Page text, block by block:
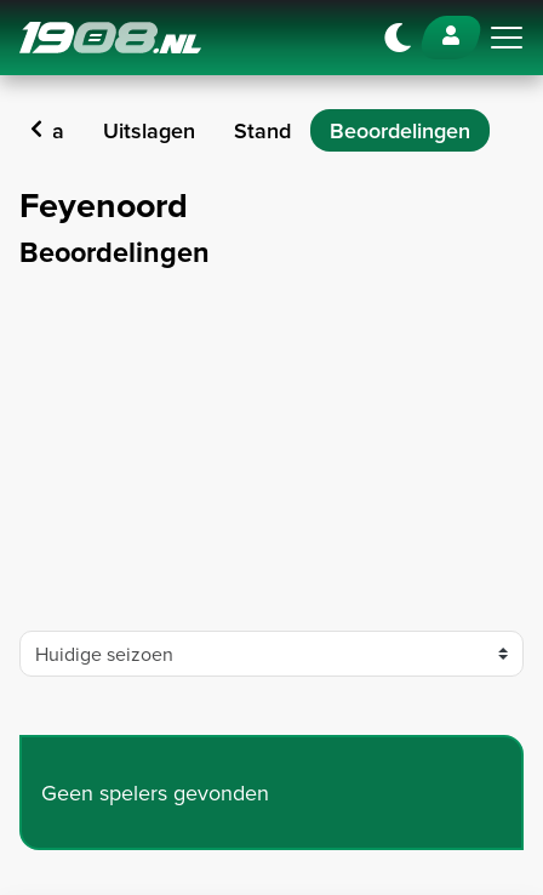
Navigation
Uitslagen Stand Beoordelingen
Feyenoord
Beoordelingen
Geen spelers gevonden